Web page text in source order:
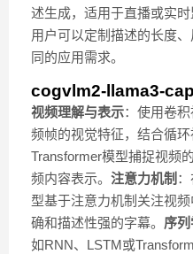
述生成，适用于直播或实时
用户可以定制描述的长度
同的应用需求。
cogvlm2-llama3-
视频理解与表示：使用卷
频帧的视觉特征，结合循
Transformer模型捕捉视频
频内容表示。 注意力机制
型基于注意力机制关注视
确和描述性强的字幕。 序
如RNN、LSTM或